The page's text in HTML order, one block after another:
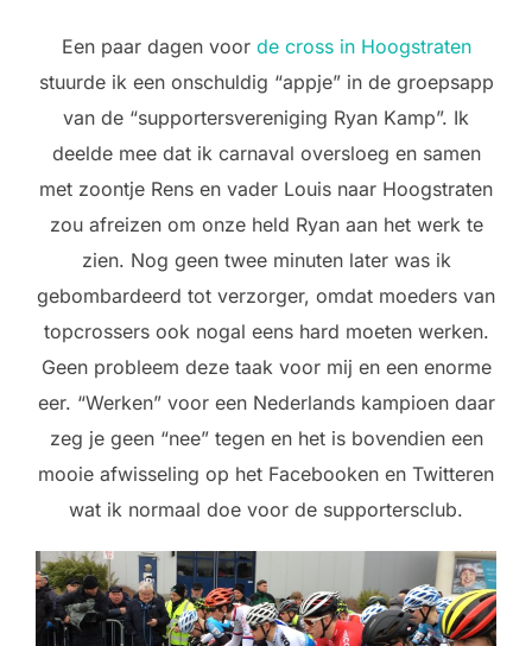
Een paar dagen voor de cross in Hoogstraten
stuurde ik een onschuldig “appje” in de groepsapp
van de “supportersvereniging Ryan Kamp”. Ik
deelde mee dat ik carnaval oversloeg en samen
met zoontje Rens en vader Louis naar Hoogstraten
zou afreizen om onze held Ryan aan het werk te
zien. Nog geen twee minuten later was ik
gebombardeerd tot verzorger, omdat moeders van
topcrossers ook nogal eens hard moeten werken.
Geen probleem deze taak voor mij en een enorme
eer. “Werken” voor een Nederlands kampioen daar
zeg je geen “nee” tegen en het is bovendien een
mooie afwisseling op het Facebooken en Twitteren
wat ik normaal doe voor de supportersclub.